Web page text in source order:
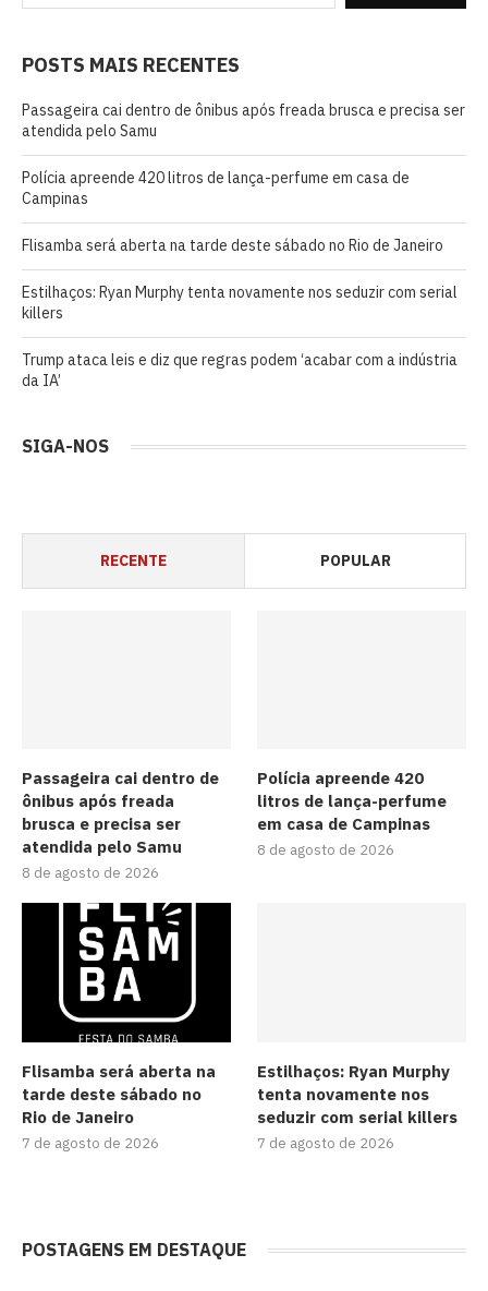
POSTS MAIS RECENTES
Passageira cai dentro de ônibus após freada brusca e precisa ser
atendida pelo Samu
Polícia apreende 420 litros de lança-perfume em casa de
Campinas
Flisamba será aberta na tarde deste sábado no Rio de Janeiro
Estilhaços: Ryan Murphy tenta novamente nos seduzir com serial
killers
Trump ataca leis e diz que regras podem ‘acabar com a indústria
da IA’
SIGA-NOS
RECENTE POPULAR
Passageira cai dentro de
ônibus após freada
brusca e precisa ser
atendida pelo Samu
8 de agosto de 2026
Polícia apreende 420
litros de lança-perfume
em casa de Campinas
8 de agosto de 2026
Flisamba será aberta na
tarde deste sábado no
Rio de Janeiro
7 de agosto de 2026
Estilhaços: Ryan Murphy
tenta novamente nos
seduzir com serial killers
7 de agosto de 2026
POSTAGENS EM DESTAQUE